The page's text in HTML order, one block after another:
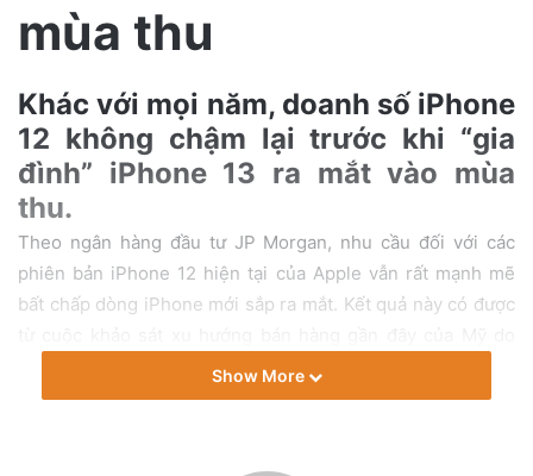
i
mùa thu
Khác với mọi năm, doanh số iPhone
12 không chậm lại trước khi “gia
đình” iPhone 13 ra mắt vào mùa
thu.
Theo ngân hàng đầu tư JP Morgan, nhu cầu đối với các
phiên bản iPhone 12 hiện tại của Apple vẫn rất mạnh mẽ
bất chấp dòng iPhone mới sắp ra mắt. Kết quả này có được
Wave7 Research thực hiện. Cuộc khảo sát đã phân tích
doanh số bán hàng trên các nhà mạng khác nhau vào tháng
Show More